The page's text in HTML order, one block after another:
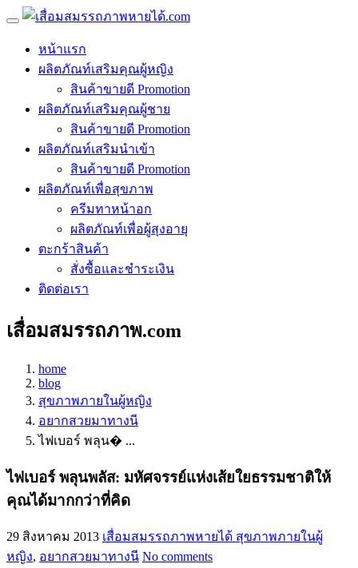
หน้าแรก
ผลิตภัณท์เสริมคุณผู้หญิง
สินค้าขายดี Promotion
ผลิตภัณท์เสริมคุณผู้ชาย
สินค้าขายดี Promotion
ผลิตภัณท์เสริมนำเข้า
สินค้าขายดี Promotion
ผลิตภัณท์เพื่อสุขภาพ
ครีมทาหน้าอก
ผลิตภัณท์เพื่อผู้สุงอายุ
ตะกร้าสินค้า
สั่งซื้อและชำระเงิน
ติดต่อเรา
เสื่อมสมรรถภาพ.com
home
blog
สุขภาพภายในผู้หญิง
อยากสวยมาทางนี
ไฟเบอร์ พลุน� ...
ไฟเบอร์ พลุนพลัส: มหัศจรรย์แห่งเส้ยใยธรรมชาติให้
คุณได้มากกว่าที่คิด
29 สิงหาคม 2013 เสื่อมสมรรถภาพหายได้ สุขภาพภายในผู้
หญิง, อยากสวยมาทางนี No comments